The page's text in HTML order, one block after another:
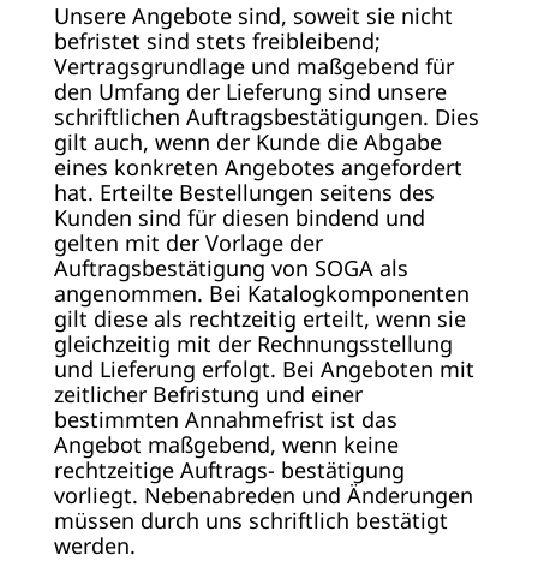
Unsere Angebote sind, soweit sie nicht
befristet sind stets freibleibend;
Vertragsgrundlage und maßgebend für
den Umfang der Lieferung sind unsere
schriftlichen Auftragsbestätigungen. Dies
gilt auch, wenn der Kunde die Abgabe
eines konkreten Angebotes angefordert
hat. Erteilte Bestellungen seitens des
Kunden sind für diesen bindend und
gelten mit der Vorlage der
Auftragsbestätigung von SOGA als
angenommen. Bei Katalogkomponenten
gilt diese als rechtzeitig erteilt, wenn sie
gleichzeitig mit der Rechnungsstellung
und Lieferung erfolgt. Bei Angeboten mit
zeitlicher Befristung und einer
bestimmten Annahmefrist ist das
Angebot maßgebend, wenn keine
rechtzeitige Auftrags- bestätigung
vorliegt. Nebenabreden und Änderungen
müssen durch uns schriftlich bestätigt
werden.